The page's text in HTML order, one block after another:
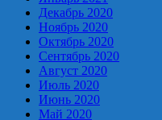
Декабрь 2020
Ноябрь 2020
Октябрь 2020
Сентябрь 2020
Август 2020
Июль 2020
Июнь 2020
Май 2020